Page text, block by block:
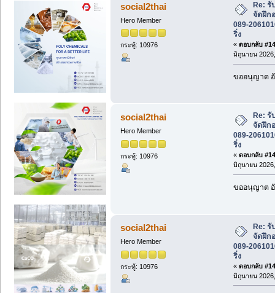
social2thai
Hero Member
กระทู้: 10976
Re: รั
จัดฝึก
089-
ริ่ง
« ตอบกลับ
มิถุนายน
ขออนุญาต
social2thai
Hero Member
กระทู้: 10976
Re: รั
จัดฝึก
089-
ริ่ง
« ตอบกลับ
มิถุนายน
ขออนุญาต
social2thai
Hero Member
กระทู้: 10976
Re: รั
จัดฝึก
089-
ริ่ง
« ตอบกลับ
มิถุนายน